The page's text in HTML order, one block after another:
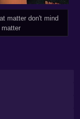
matter don't mind